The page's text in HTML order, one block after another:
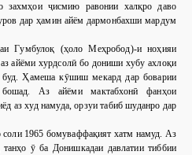
захмҳои ҷисмию равонии халқро даво
дар ҳамин айём дармонбахши мардум
Гумбулоқ (ҳоло Меҳробод)-и ноҳияи
айёми хурдсолӣ бо дониши хубу ахлоқи
буд. Ҳамеша кӯшиш мекард дар боварии
Аз айёми мактабхонӣ фанҳои
аз худ намуда, орзуи табиб шуданро дар
1965 бомуваффақият хатм намуд. Аз
ӯ ба Донишкадаи давлатии тиббии